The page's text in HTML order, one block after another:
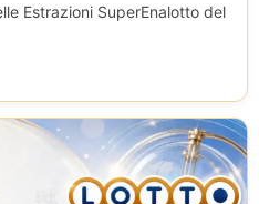
Estrazioni SuperEnalotto del